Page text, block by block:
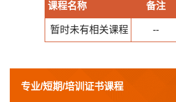
课程名称 备注
暂时未有相关课程 --
专业/短期/培训证书课程